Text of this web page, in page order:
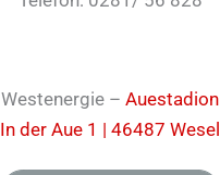
Westenergie – Auestadion
In der Aue 1 | 46487 Wesel